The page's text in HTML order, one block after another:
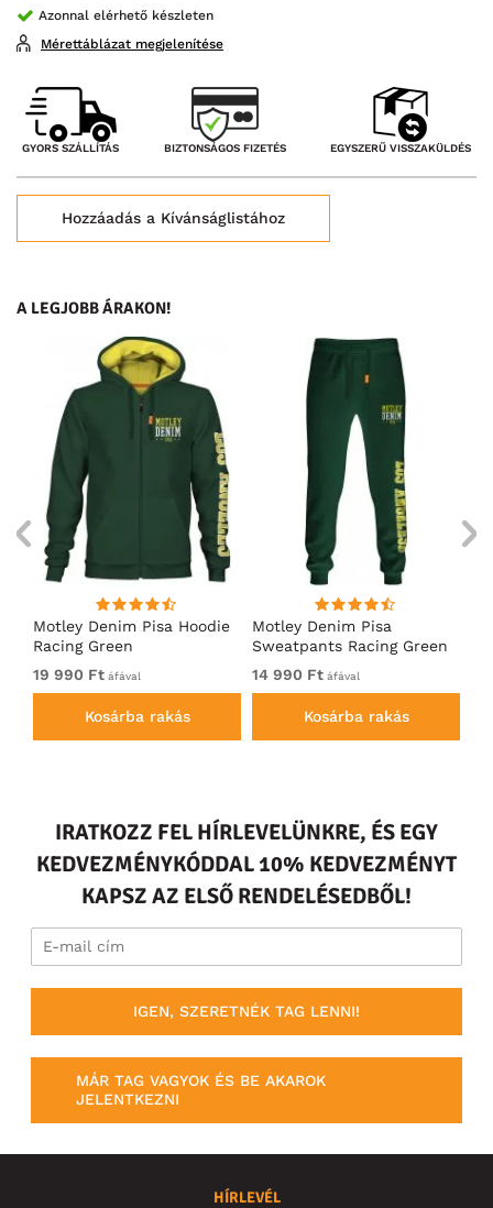
Azonnal elérhető készleten
Mérettáblázat megjelenítése
GYORS SZÁLLÍTÁS BIZTONSÁGOS FIZETÉS EGYSZERŰ VISSZAKÜLDÉS
Hozzáadás a Kívánságlistához
A LEGJOBB ÁRAKON!
Motley Denim Pisa Hoodie
Racing Green
19 990 Ft áfával
Kosárba rakás
Motley Denim Pisa
Sweatpants Racing Green
14 990 Ft áfával
Kosárba rakás
IRATKOZZ FEL HÍRLEVELÜNKRE, ÉS EGY
KEDVEZMÉNYKÓDDAL 10% KEDVEZMÉNYT
KAPSZ AZ ELSŐ RENDELÉSEDBŐL!
IGEN, SZERETNÉK TAG LENNI!
MÁR TAG VAGYOK ÉS BE AKAROK
JELENTKEZNI
HÍRLEVÉL